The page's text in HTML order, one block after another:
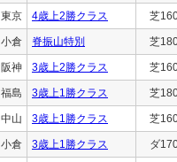
東京 4歳上2勝クラス 芝
小倉 脊振山特別 芝
阪神 3歳上2勝クラス 芝
福島 3歳上1勝クラス 芝
中山 3歳上1勝クラス 芝
小倉 3歳上1勝クラス ダ